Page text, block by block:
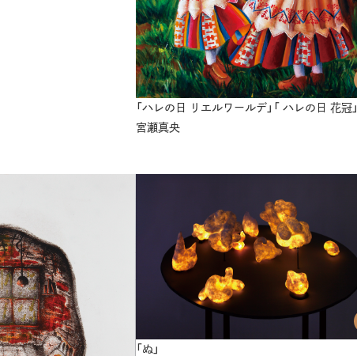
「ハレの日 リエルワールデ」「 ハレの日 花冠」
宮瀬真央
「ぬ」